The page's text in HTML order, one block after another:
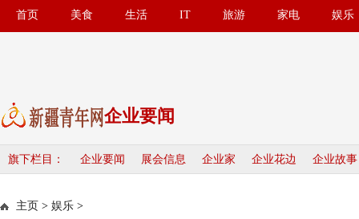
首页 美食 生活 IT 旅游 家电 娱乐
企业要闻
旗下栏目： 企业要闻 展会信息 企业家 企业花边 企业故事
主页 > 娱乐 >